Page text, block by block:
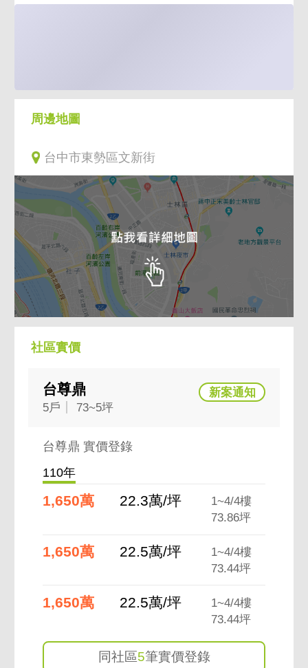
周邊地圖
台中市東勢區文新街
社區實價
台尊鼎
5戶 73~5坪
台尊鼎 實價登錄
110年
1,650萬 22.3萬/坪
1~4/4樓
73.86坪
1,650萬 22.5萬/坪
1~4/4樓
73.44坪
1,650萬 22.5萬/坪
1~4/4樓
73.44坪
同社區5筆實價登錄